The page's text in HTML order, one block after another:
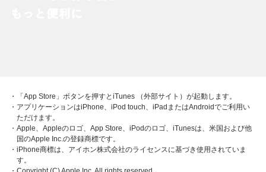
・「App Store」ボタンを押すとiTunes （外部サイト）が起動します。
・アプリケーションはiPhone、iPod touch、iPadまたはAndroidでご利用い
ただけます。
・Apple、Appleのロゴ、App Store、iPodのロゴ、iTunesは、米国および他
国のApple Inc.の登録商標です。
・iPhone商標は、アイホン株式会社のライセンスに基づき使用されていま
す。